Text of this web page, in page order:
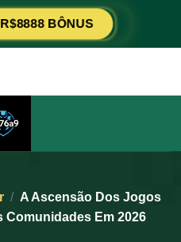
R$8888 BÔNUS
/ A Ascensão Dos Jogos
Comunidades Em 2026